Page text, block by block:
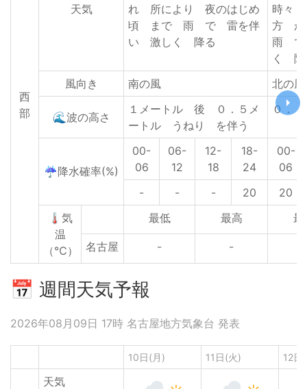
西
部
天気
れ 所により 夜のはじめ
頃 まで 雨 で 雷を伴
い 激しく 降る
時々
方 か
雨 で
く 降
風向き
南の風 北の
🌊波の高さ
１メートル 後 ０．５メ
ートル うねり を伴う
０．
☔降水確率(%)
00-
06
06-
12
12-
18
18-
24
00-
06
-
- - 20
20
🌡気
温
（℃）
最低 最高 最
名古屋 - -
📅 週間天気予報
2026年08月09日 17時 名古屋地方気象台 発表
10日(月) 11日(火) 12日
天気